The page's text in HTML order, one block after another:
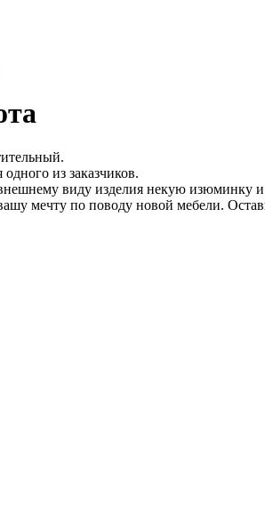
из заказчиков.
виду изделия некую изюминку и
мечту по поводу новой мебели.